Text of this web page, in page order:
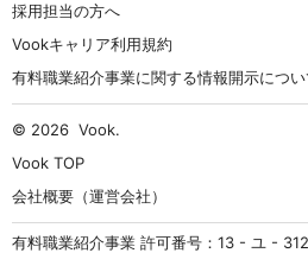
採用担当の方へ
Vookキャリア利用規約
有料職業紹介事業に関する情報開示につい
© 2026 Vook.
Vook TOP
会社概要（運営会社）
有料職業紹介事業 許可番号：13 - ユ -